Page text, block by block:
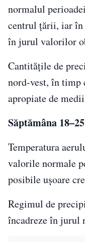
normalul
centrul țării, iar în
în jurul valorilor
Cantitățile de
nord-vest, în
apropiate de
Săptămâna
Temperatura
valorile normale
posibile ușoare
Regimul de
încadreze în jurul